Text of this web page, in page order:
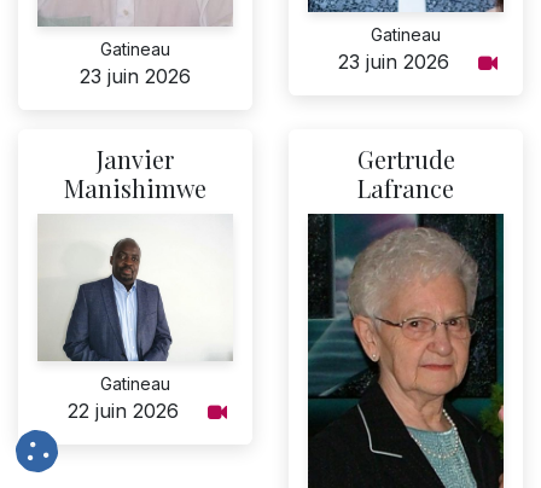
Gatineau
23 juin 2026
Gatineau
23 juin 2026
Janvier
Manishimwe
Gatineau
22 juin 2026
Gertrude
Lafrance